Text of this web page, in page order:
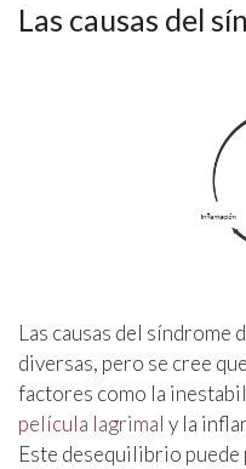
Las causas del
Las causas del síndrome
diversas, pero se cree
factores como la
película lagrimal y la
Este desequilibrio puede